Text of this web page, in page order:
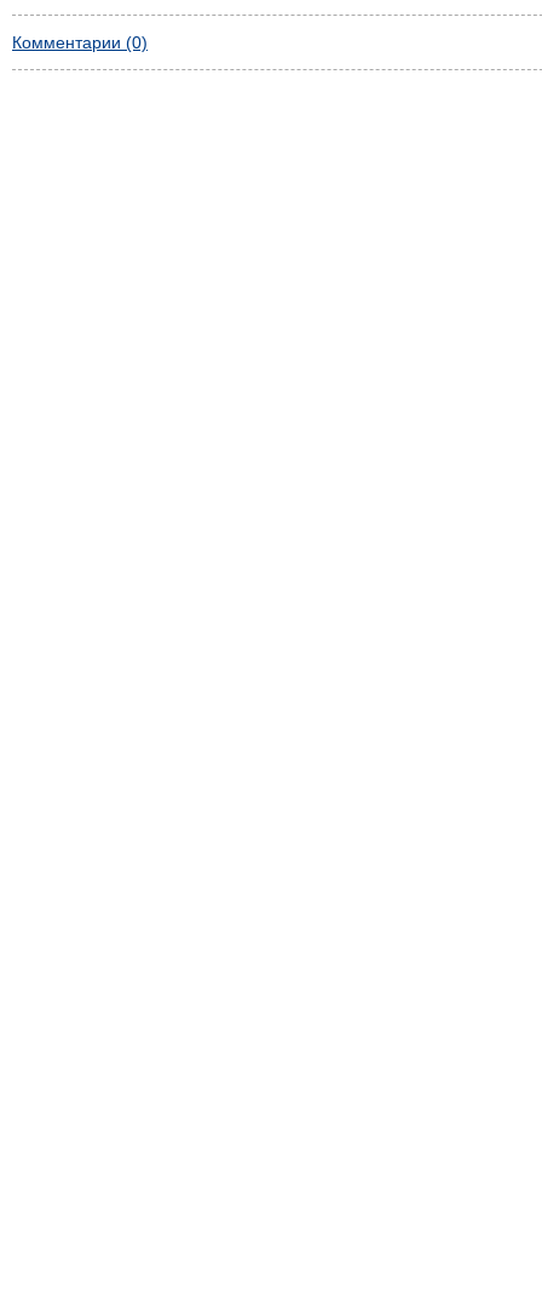
Комментарии (0)